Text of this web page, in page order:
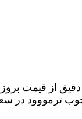
از قیمت بروز
ترمووود در